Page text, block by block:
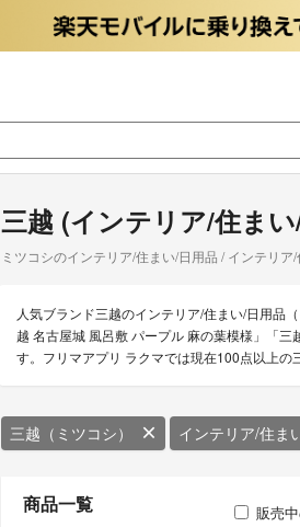
三越 (インテリア/住ま
ミツコシのインテリア/住まい/日用品 / インテリア
人気ブランド三越のインテリア/住まい/日用品
越 名古屋城 風呂敷 パープル 麻の葉模様」「
す。フリマアプリ ラクマでは現在100点以上の
三越（ミツコシ） インテリア/住ま
商品一覧 販売